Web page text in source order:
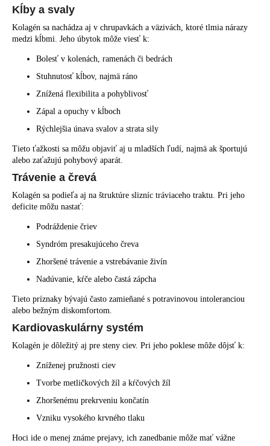
Kĺby a svaly
Kolagén sa nachádza aj v chrupavkách a väzivách, ktoré tlmia nárazy
medzi kĺbmi. Jeho úbytok môže viesť k:
Bolesť v kolenách, ramenách či bedrách
Stuhnutosť kĺbov, najmä ráno
Znížená flexibilita a pohyblivosť
Zápal a opuchy v kĺboch
Rýchlejšia únava svalov a strata sily
Tieto ťažkosti sa môžu objaviť aj u mladších ľudí, najmä ak športujú
alebo zaťažujú pohybový aparát.
Trávenie a črevá
Kolagén sa podieľa aj na štruktúre slizníc tráviaceho traktu. Pri jeho
deficite môžu nastať:
Podráždenie čriev
Syndróm presakujúceho čreva
Zhoršené trávenie a vstrebávanie živín
Nadúvanie, kŕče alebo častá zápcha
Tieto príznaky bývajú často zamieňané s potravinovou intoleranciou
alebo bežným diskomfortom.
Kardiovaskulárny systém
Kolagén je dôležitý aj pre steny ciev. Pri jeho poklese môže dôjsť k:
Zníženej pružnosti ciev
Tvorbe metličkových žíl a kŕčových žíl
Zhoršenému prekrveniu končatín
Vzniku vysokého krvného tlaku
Hoci ide o menej známe prejavy, ich zanedbanie môže mať vážne